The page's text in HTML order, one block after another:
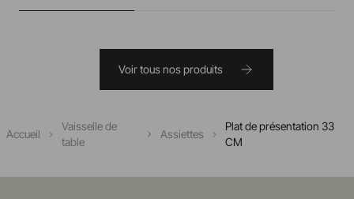
Voir tous nos produits
Accueil
Vaisselle de
table
Assiettes
Plat de présentation 33
CM